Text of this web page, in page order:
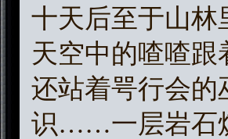
十天后至于山林
天空中的喳喳
还站着咢行会的
识……一层岩石